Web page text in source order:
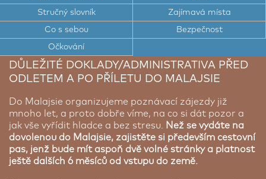
CESTOVNÍ DOKLADY A VÍZA DO MALAJSIE
ELEKTRICKÉ ZÁSUVKY A INTERNET V MALAJSII
POČASÍ V MALAJSII
STRUČNÝ SLOVNÍK
Stručný slovník Zajímavá místa
Co s sebou Bezpečnost
Očkování
DŮLEŽITÉ DOKLADY/ADMINISTRATIVA PŘED
ODLETEM A PO PŘÍLETU DO MALAJSIE
Do Malajsie organizujeme poznávací zájezdy již
mnoho let, a proto dobře víme, na co si dát pozor a
jak vše vyřídit hladce a bez stresu.
Než se vydáte na
dovolenou do Malajsie, zajistěte si především cestovní
pas, jenž bude mít aspoň dvě volné stránky a platnost
ještě dalších 6 měsíců od vstupu do země.